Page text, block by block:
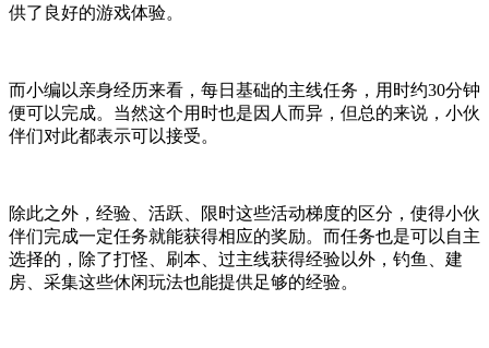
供了良好的游戏体验。
而小编以亲身经历来看，每日基础的主线任务，用时约30分钟
便可以完成。当然这个用时也是因人而异，但总的来说，小伙
伴们对此都表示可以接受。
除此之外，经验、活跃、限时这些活动梯度的区分，使得小伙
伴们完成一定任务就能获得相应的奖励。而任务也是可以自主
选择的，除了打怪、刷本、过主线获得经验以外，钓鱼、建
房、采集这些休闲玩法也能提供足够的经验。